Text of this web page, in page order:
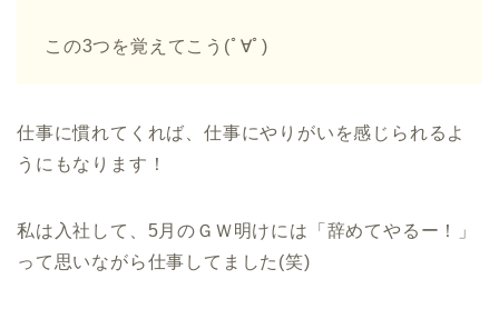
この3つを覚えてこう(ﾟ∀ﾟ)
仕事に慣れてくれば、仕事にやりがいを感じられるよ
うにもなります！
私は入社して、5月のＧＷ明けには「辞めてやるー！」
って思いながら仕事してました(笑)